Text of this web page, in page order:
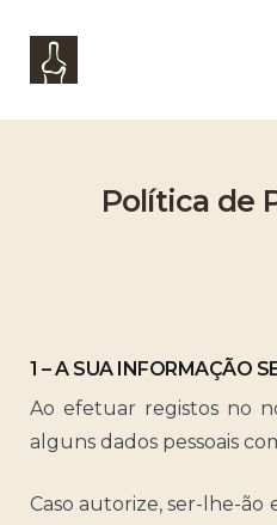
content
Panorama Boutique
Política de
1 – A SUA INFORMAÇÃO
Ao efetuar registos no
alguns dados pessoais
Caso autorize, ser-lhe-ão